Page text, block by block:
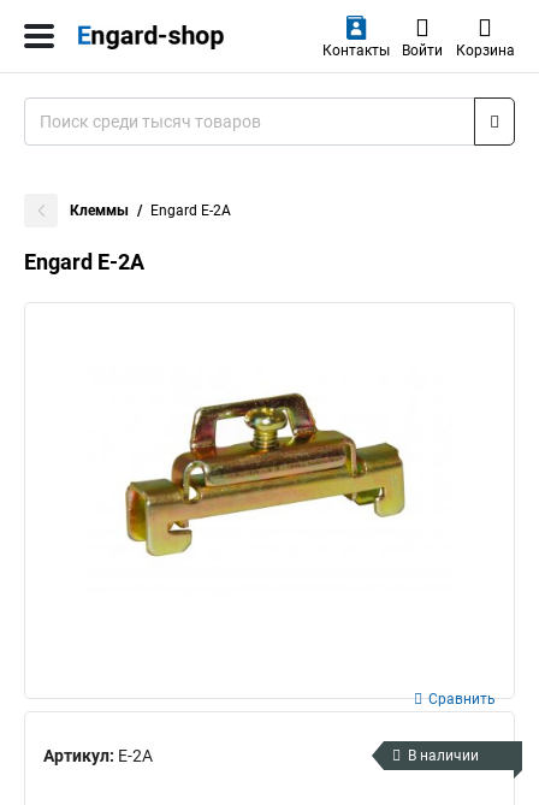
Контакты Войти Корзина
Клеммы Engard E-2A
Engard E-2A
Артикул: E-2A
Сравнить
В наличии